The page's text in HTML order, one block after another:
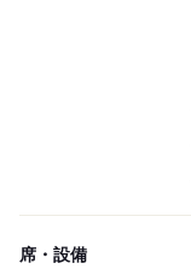
席・設備